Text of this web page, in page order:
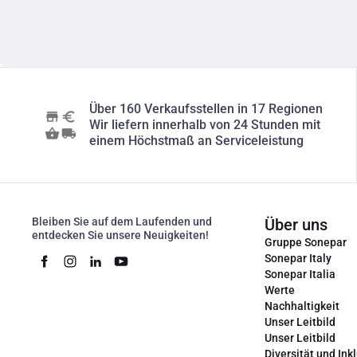
Über 160 Verkaufsstellen in 17 Regionen
Wir liefern innerhalb von 24 Stunden mit
einem Höchstmaß an Serviceleistung
Bleiben Sie auf dem Laufenden und
entdecken Sie unsere Neuigkeiten!
Über uns
Gruppe Sonepar
Sonepar Italy
Sonepar Italia
Werte
Nachhaltigkeit
Unser Leitbild
Unser Leitbild
Diversität und